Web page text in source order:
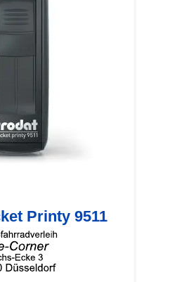
Printy 9511